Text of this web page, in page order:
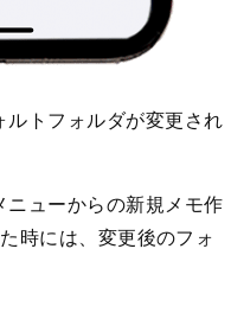
トフォルダが変更され
ューからの新規メモ作
時には、変更後のフォ